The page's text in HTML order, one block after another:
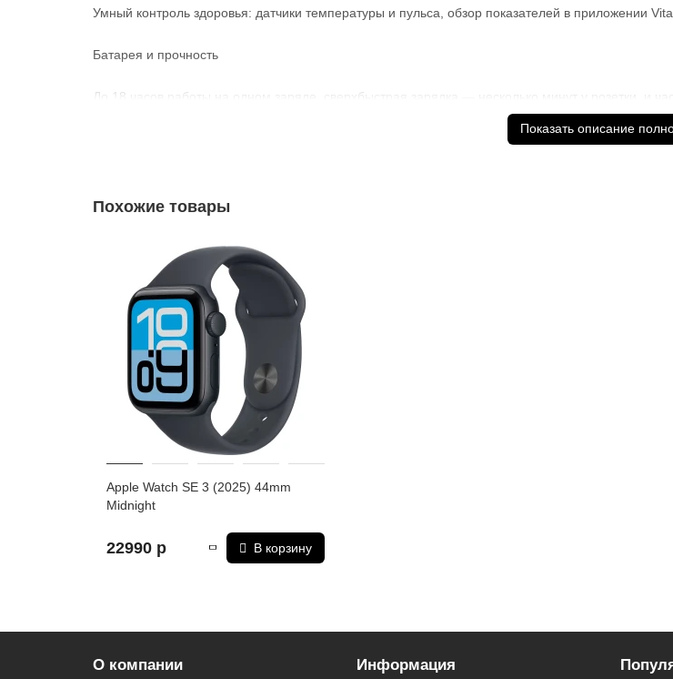
Умный контроль здоровья: датчики температуры и пульса, обзор показателей в приложении
Батарея и прочность
До 18 часов работы на одном заряде, сверхбыстрая зарядка — несколько минут у розетки, и
Экран в 4 раза устойчивее к трещинам — меньше переживаний о случайных ударах и
Мощный чип S10 обеспечивает сверхбыструю работу и новые жесты: двойное касание, поворот
* - Актуальную стоимость и наличие товара, а также порядок доставки и оплаты
Показать описание
Похожие товары
Apple Watch SE 3 (2025) 44mm
Midnight
22990 р В корзину
О компании Информация